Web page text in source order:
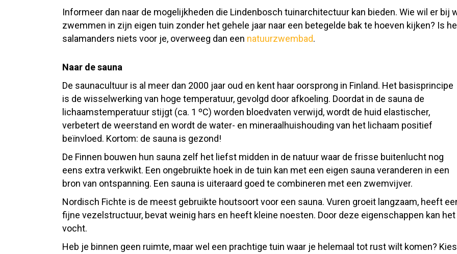
Informeer dan naar de mogelijkheden die Lindenbosch tuinarchitectuur kan bieden. Wie wil er bij
zwemmen in zijn eigen tuin zonder het gehele jaar naar een betegelde bak te hoeven kijken? Is
salamanders niets voor je, overweeg dan een natuurzwembad.
Naar de sauna
De saunacultuur is al meer dan 2000 jaar oud en kent haar oorsprong in Finland. Het basisprincipe
is de wisselwerking van hoge temperatuur, gevolgd door afkoeling. Doordat in de sauna de
lichaamstemperatuur stijgt (ca. 1 ºC) worden bloedvaten verwijd, wordt de huid elastischer,
verbetert de weerstand en wordt de water- en mineraalhuishouding van het lichaam positief
beïnvloed. Kortom: de sauna is gezond!
De Finnen bouwen hun sauna zelf het liefst midden in de natuur waar de frisse buitenlucht nog
eens extra verkwikt. Een ongebruikte hoek in de tuin kan met een eigen sauna veranderen in een
bron van ontspanning. Een sauna is uiteraard goed te combineren met een zwemvijver.
Nordisch Fichte is de meest gebruikte houtsoort voor een sauna. Vuren groeit langzaam, heeft
fijne vezelstructuur, bevat weinig hars en heeft kleine noesten. Door deze eigenschappen kan
vocht.
Heb je binnen geen ruimte, maar wel een prachtige tuin waar je helemaal tot rust wilt komen?